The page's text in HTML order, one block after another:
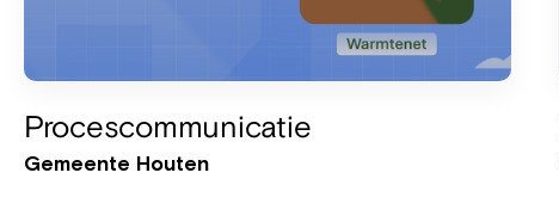
Procescommunicatie
Gemeente Houten